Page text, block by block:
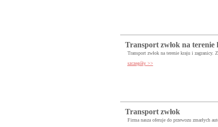
Transport zwłok na
Transport zwłok na terenie kraju i zagranicy.
szczegóły >>
Transport zwłok
Firma nasza oferuje do przewozu zmarłych